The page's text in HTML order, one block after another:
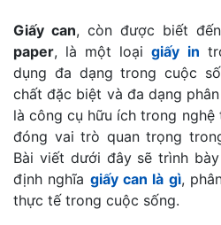
Giấy can, còn được biết
paper, là một loạigiấy in
dụng đa dạng trong cuộc
chất đặc biệt và đa dạng
là công cụ hữu ích trong
đóng vai trò quan trọng
Bài viết dưới đây sẽ trình
định nghĩa giấy can là gì,
thực tế trong cuộc sống.